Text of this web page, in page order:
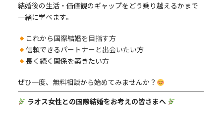
結婚後の生活・価値観のギャップをどう乗り越えるかまで
一緒に学べます。
これから国際結婚を目指す方
信頼できるパートナーと出会いたい方
長く続く関係を築きたい方
ぜひ一度、無料相談から始めてみませんか？
ラオス女性との国際結婚をお考えの皆さまへ